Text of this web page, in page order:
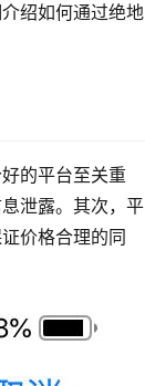
绍如何通过绝地
的平台至关重
泄露。其次，平
价格合理的同